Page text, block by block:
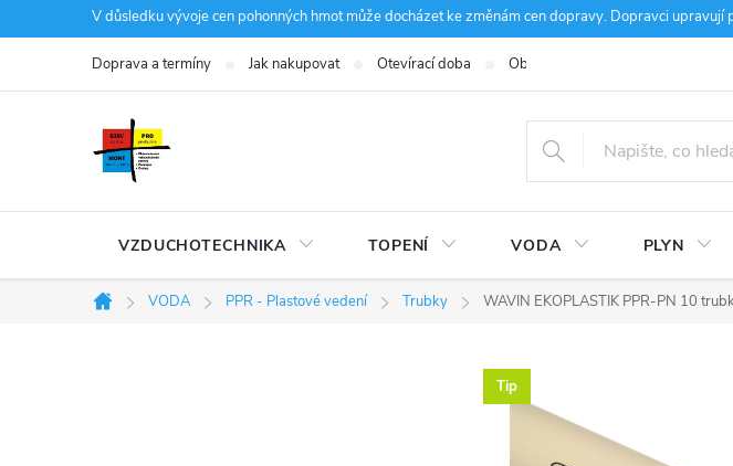
na
V důsledku vývoje cen pohonných hmot může docházet ke změnám cen dopravy. Dopravci upravují
Doprava a termíny Jak nakupovat Otevírací doba Obchodní podmínky
VZDUCHOTECHNIKA TOPENÍ VODA PLYN
Domů
VODA PPR - Plastové vedení Trubky WAVIN EKOPLASTIK PPR-PN 10
Tip